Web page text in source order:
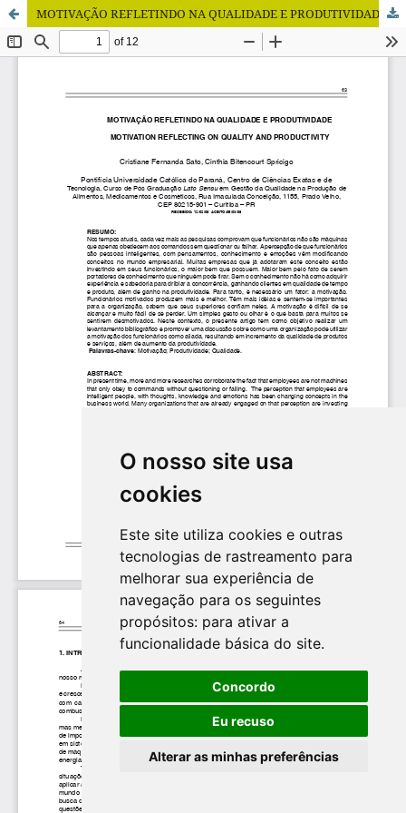
O nosso site usa
cookies
Este site utiliza cookies e outras
tecnologias de rastreamento para
melhorar sua experiência de
navegação para os seguintes
propósitos: para ativar a
funcionalidade básica do site.
Concordo
Eu recuso
Alterar as minhas preferências
MOTIVAÇÃO REFLETINDO NA QUALIDADE E PRODUTIVIDADE